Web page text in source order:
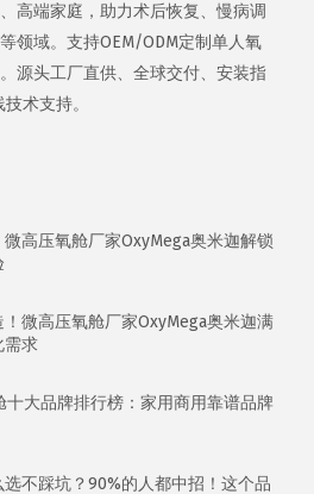
高端家庭，助力术后恢复、慢病调
领域。支持OEM/ODM定制单人氧
源头工厂直供、全球交付、安装指
术支持。
高压氧舱厂家OxyMega奥米迦解锁
微高压氧舱厂家OxyMega奥米迦满
需求
十大品牌排行榜：家用商用靠谱品牌
不踩坑？90%的人都中招！这个品